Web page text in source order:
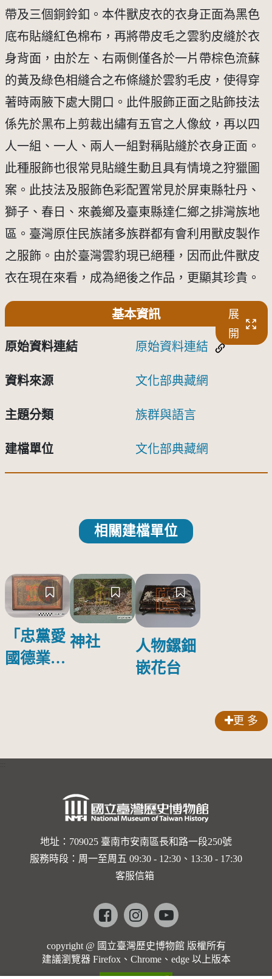
帶及三個銅鈴釦。本件獸皮衣的衣身正面為黑色
底布貼縫紅色棉布，再將帶皮毛之雲豹皮縫於衣
身背面，由於左、右兩側僅各於一片帶棕色流蘇
的黃及綠色相縫合之布條縫於雲豹毛皮，使得穿
著時兩腋下處大開口。此件服飾正面之貼飾技法
係先於黑布上剪裁出繡有五官之人像紋，再以四
人一組、一人、兩人一組對稱貼縫於衣身正面。
此種服飾也很常見貼縫生動且具有情境之狩獵圖
案。此技法及服飾色彩配置常見於屏東縣牡丹、
獅子、春日、來義鄉及臺東縣達仁鄉之排灣族地
區。臺灣原住民族諸多族群都有會利用獸皮製作
之服飾。由於臺灣雲豹現已絕種，因而此件獸皮
衣在現在來看，成為絕後之作品，更顯其珍貴。
基本資訊
展
開
原始資料連結 原始資料連結
資料來源 文化部典藏網
主題分類 族群與語言
建檔單位 文化部典藏網
相關建檔單位
「忠黨愛
國德業並
神社
人物鏍鈿
嵌花台
更 多
地址：709025 臺南市安南區長和路一段250號
服務時段：周一至周五 09:30 - 12:30、13:30 - 17:30
客服信箱
Facebookinstagramyoutube
copyright @ 國立臺灣歷史博物館 版權所有
建議瀏覽器 Firefox、Chrome、edge 以上版本